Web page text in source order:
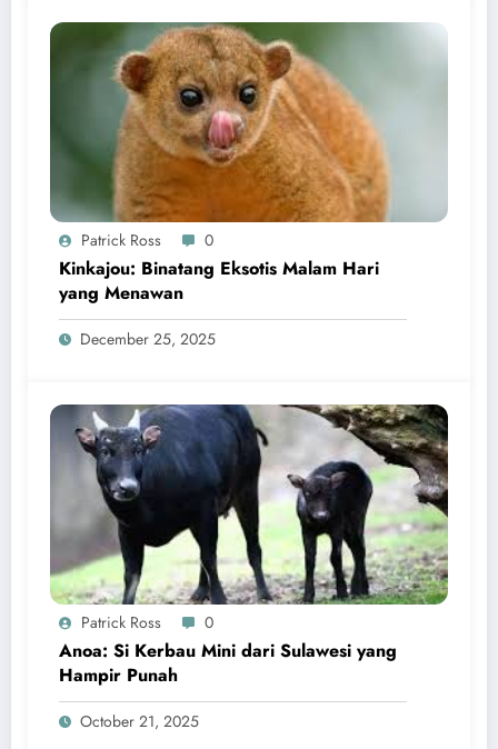
Patrick Ross 0
Kinkajou: Binatang Eksotis Malam Hari
yang Menawan
December 25, 2025
Patrick Ross 0
Anoa: Si Kerbau Mini dari Sulawesi yang
Hampir Punah
October 21, 2025